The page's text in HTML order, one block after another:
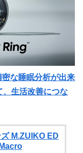
な睡眠分析が出来
生活改善につな
M.ZUIKO ED